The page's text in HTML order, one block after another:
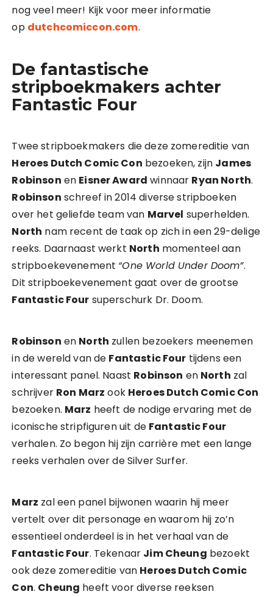
nog veel meer! Kijk voor meer informatie
op dutchcomiccon.com.
De fantastische
stripboekmakers achter
Fantastic Four
Twee stripboekmakers die deze zomereditie van
Heroes Dutch Comic Con bezoeken, zijn James
Robinson en Eisner Award winnaar Ryan North.
Robinson schreef in 2014 diverse stripboeken
over het geliefde team van Marvel superhelden.
North nam recent de taak op zich in een 29-delige
reeks. Daarnaast werkt North momenteel aan
stripboekevenement “One World Under Doom”.
Dit stripboekevenement gaat over de grootse
Fantastic Four superschurk Dr. Doom.
Robinson en North zullen bezoekers meenemen
in de wereld van de Fantastic Four tijdens een
interessant panel. Naast Robinson en North zal
schrijver Ron Marz ook Heroes Dutch Comic Con
bezoeken. Marz heeft de nodige ervaring met de
iconische stripfiguren uit de Fantastic Four
verhalen. Zo begon hij zijn carrière met een lange
reeks verhalen over de Silver Surfer.
Marz zal een panel bijwonen waarin hij meer
vertelt over dit personage en waarom hij zo’n
essentieel onderdeel is in het verhaal van de
Fantastic Four. Tekenaar Jim Cheung bezoekt
ook deze zomereditie van Heroes Dutch Comic
Con. Cheung heeft voor diverse reeksen